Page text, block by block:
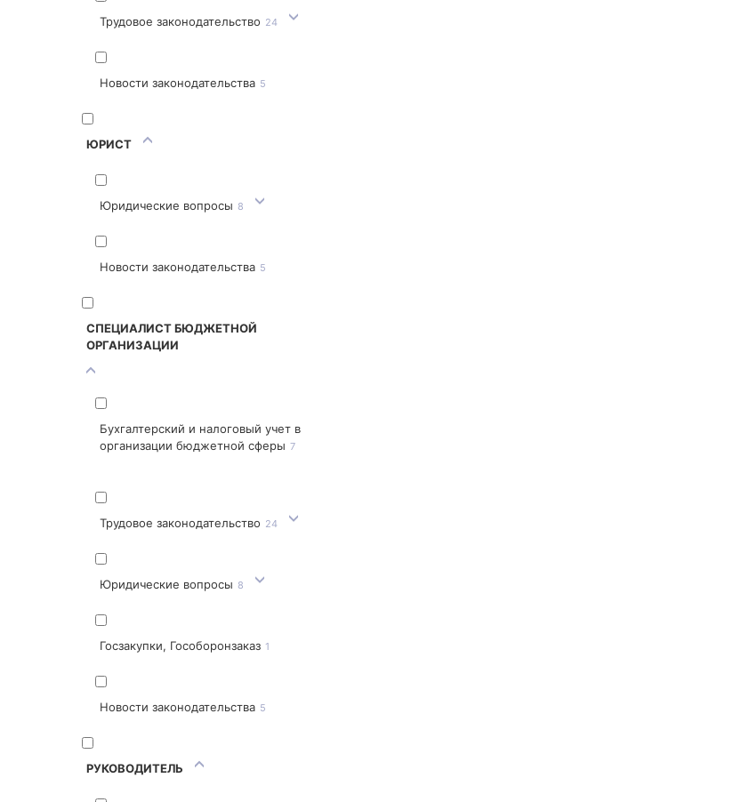
Трудовое законодательство 24
Новости законодательства 5
ЮРИСТ
Юридические вопросы 8
Новости законодательства 5
СПЕЦИАЛИСТ БЮДЖЕТНОЙ
ОРГАНИЗАЦИИ
Бухгалтерский и налоговый учет в
организации бюджетной сферы 7
Трудовое законодательство 24
Юридические вопросы 8
Госзакупки, Гособоронзаказ 1
Новости законодательства 5
РУКОВОДИТЕЛЬ